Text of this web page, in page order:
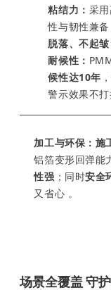
粘结力： 采
性与韧性兼
脱落、不起皱
耐候性：
候性达10年
警示效果不打
加工与环保：施
铝箔变形回弹能
性强 ；同时安全
又省心 。
场景全覆盖 守